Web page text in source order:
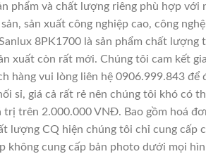
phẩm và chất lượng riêng phù hợp với
sản xuất công nghiệp cao, công
8PK1700 là sản phẩm chất
xuất còn rất mới. Chúng tôi cam kết
hàng vui lòng liên hệ 0906.999.843
sỉ, giá cả rất rẻ nên chúng tôi khó có
trên 2.000.000 VNĐ. Bao gồm hoá
lượng CQ hiện chúng tôi chỉ cung
không cung cấp bản photo dưới mọi